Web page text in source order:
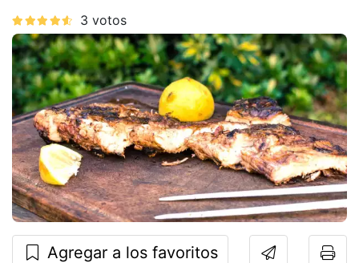
Agregar a los favoritos